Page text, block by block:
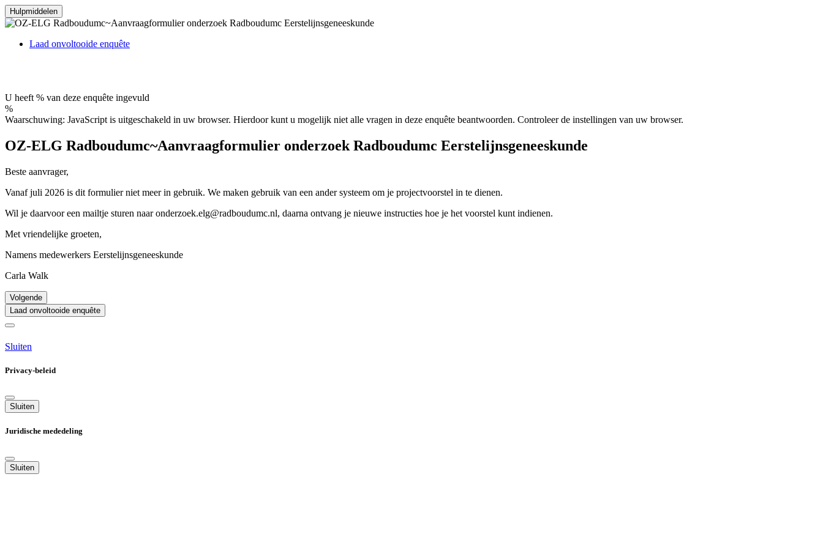
Hulpmiddelen
Laad onvoltooide enquête
U heeft % van deze enquête ingevuld
%
Waarschuwing: JavaScript is uitgeschakeld in uw browser. Hierdoor kunt u mogelijk niet alle vragen in deze enquête beantwoorden. Controleer de instellingen van uw browser.
OZ-ELG Radboudumc~Aanvraagformulier onderzoek Radboudumc Eerstelijnsgeneeskunde
Beste aanvrager,
Vanaf juli 2026 is dit formulier niet meer in gebruik. We maken gebruik van een ander systeem om je projectvoorstel in te dienen.
Wil je daarvoor een mailtje sturen naar onderzoek.elg@radboudumc.nl, daarna ontvang je nieuwe instructies hoe je het voorstel kunt indienen.
Met vriendelijke groeten,
Namens medewerkers Eerstelijnsgeneeskunde
Carla Walk
Volgende
Laad onvoltooide enquête
Sluiten
Privacy-beleid
Sluiten
Juridische mededeling
Sluiten